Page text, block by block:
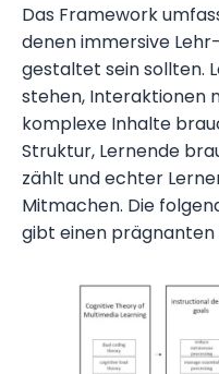
Das Framework
denen immersive
gestaltet sein sollten.
stehen, Interaktionen
komplexe Inhalte
Struktur, Lernende
zählt und echter
Mitmachen. Die
gibt einen prägnanten